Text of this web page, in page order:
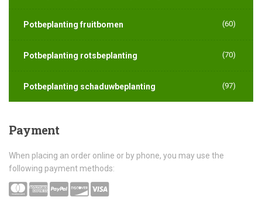
Potbeplanting fruitbomen (60)
Potbeplanting rotsbeplanting (70)
Potbeplanting schaduwbeplanting (97)
Payment
When placing an order online or by phone, you may use the
following payment methods: